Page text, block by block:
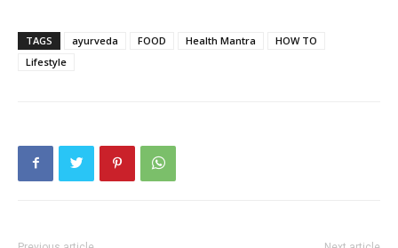
TAGS ayurveda FOOD Health Mantra
HOW TO
Lifestyle